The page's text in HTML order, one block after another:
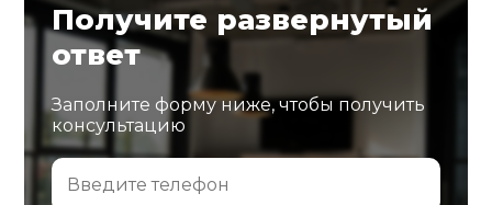
Получите развернутый
ответ
Заполните форму ниже, чтобы получить
консультацию